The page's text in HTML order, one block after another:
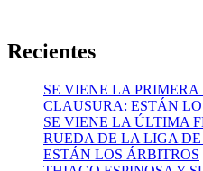
Recientes
SE VIENE LA
CLAUSURA: ESTÁN
SE VIENE LA ÚLTIMA
RUEDA DE LA LIGA DE
ESTÁN LOS ÁRBITROS